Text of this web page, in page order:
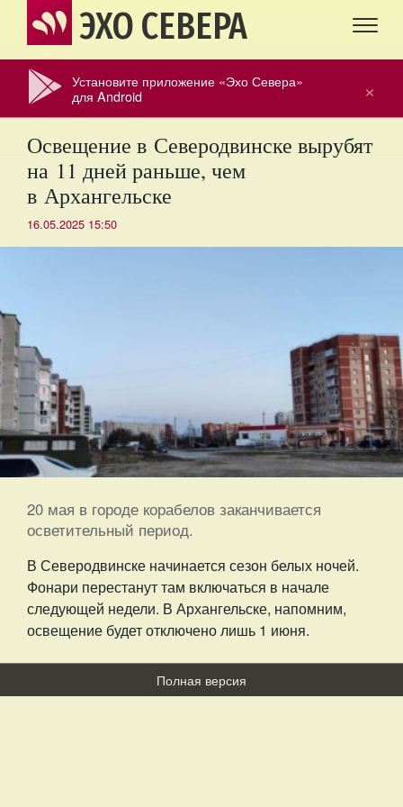
ЭХО СЕВЕРА
×
Установите приложение «Эхо Севера»
для Android
Освещение в Северодвинске вырубят
на 11 дней раньше, чем
в Архангельске
16.05.2025 15:50
20 мая в городе корабелов заканчивается
осветительный период.
В Северодвинске начинается сезон белых ночей.
Фонари перестанут там включаться в начале
следующей недели. В Архангельске, напомним,
освещение будет отключено лишь 1 июня.
Полная версия